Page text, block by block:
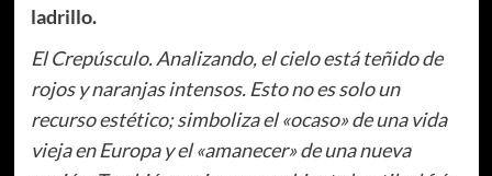
ladrillo.
El Crepúsculo. Analizando, el cielo está teñido de
rojos y naranjas intensos. Esto no es solo un
recurso estético; simboliza el «ocaso» de una vida
vieja en Europa y el «amanecer» de una nueva